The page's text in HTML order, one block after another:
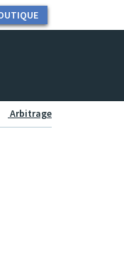
Arbitrage